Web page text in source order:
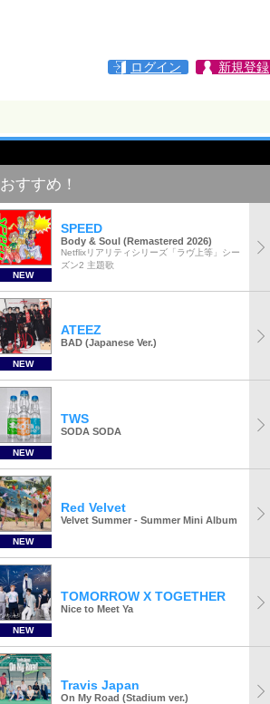
ログイン 新規登録
おすすめ！
NEW
SPEED
Body & Soul (Remastered 2026)
Netflixリアリティシリーズ「ラヴ上等」シー
ズン2 主題歌
NEW
ATEEZ
BAD (Japanese Ver.)
NEW
TWS
SODA SODA
NEW
Red Velvet
Velvet Summer - Summer Mini Album
NEW
TOMORROW X TOGETHER
Nice to Meet Ya
Travis Japan
On My Road (Stadium ver.)